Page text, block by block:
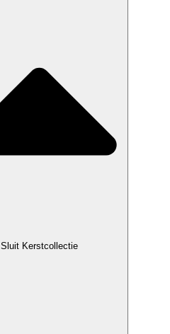
Sluit Kerstcollectie